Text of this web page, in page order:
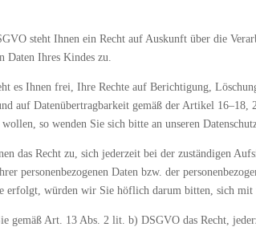
steht Ihnen ein Recht auf Auskunft über die
Daten Ihres Kindes zu.
es Ihnen frei, Ihre Rechte auf Berichtigung,
auf Datenübertragbarkeit gemäß der Artikel 16–18,
so wenden Sie sich bitte an unseren
das Recht zu, sich jederzeit bei der zuständigen
personenbezogenen Daten bzw. der
erfolgt, würden wir Sie höflich darum bitten, sich mit
gemäß Art. 13 Abs. 2 lit. b) DSGVO das Recht,